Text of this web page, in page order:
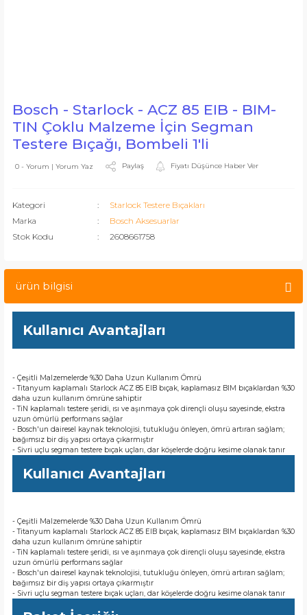
Bosch - Starlock - ACZ 85 EIB - BIM-
TIN Çoklu Malzeme İçin Segman
Testere Bıçağı, Bombeli 1'li
0 - Yorum | Yorum Yaz Paylaş Fiyatı Düşünce Haber Ver
Kategori
Starlock Testere Bıçakları
Marka
Bosch Aksesuarlar
Stok Kodu
2608661758
ürün bilgisi
Kullanıcı Avantajları
- Çeşitli Malzemelerde %30 Daha Uzun Kullanım Ömrü
- Titanyum kaplamalı Starlock ACZ 85 EIB bıçak, kaplamasız BIM bıçaklardan %30
daha uzun kullanım ömrüne sahiptir
- TiN kaplamalı testere şeridi, ısı ve aşınmaya çok dirençli oluşu sayesinde, ekstra
uzun ömürlü performans sağlar
- Bosch'un dairesel kaynak teknolojisi, tutukluğu önleyen, ömrü artıran sağlam;
bağımsız bir diş yapısı ortaya çıkarmıştır
- Sivri uçlu segman testere bıçak uçları, dar köşelerde doğru kesime olanak tanır
Kullanıcı Avantajları
- Çeşitli Malzemelerde %30 Daha Uzun Kullanım Ömrü
- Titanyum kaplamalı Starlock ACZ 85 EIB bıçak, kaplamasız BIM bıçaklardan %30
daha uzun kullanım ömrüne sahiptir
- TiN kaplamalı testere şeridi, ısı ve aşınmaya çok dirençli oluşu sayesinde, ekstra
uzun ömürlü performans sağlar
- Bosch'un dairesel kaynak teknolojisi, tutukluğu önleyen, ömrü artıran sağlam;
bağımsız bir diş yapısı ortaya çıkarmıştır
- Sivri uçlu segman testere bıçak uçları, dar köşelerde doğru kesime olanak tanır